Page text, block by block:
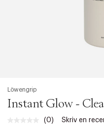
Löwengrip
Instant Glow -
Inget
(0) Skriv en